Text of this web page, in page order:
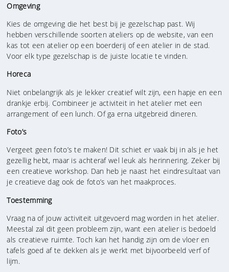
Omgeving
Kies de omgeving die het best bij je gezelschap past. Wij
hebben verschillende soorten ateliers op de website, van een
kas tot een atelier op een boerderij of een atelier in de stad.
Voor elk type gezelschap is de juiste locatie te vinden.
Horeca
Niet onbelangrijk als je lekker creatief wilt zijn, een hapje en een
drankje erbij. Combineer je activiteit in het atelier met een
arrangement of een lunch. Of ga erna uitgebreid dineren.
Foto’s
Vergeet geen foto’s te maken! Dit schiet er vaak bij in als je het
gezellig hebt, maar is achteraf wel leuk als herinnering. Zeker bij
een creatieve workshop. Dan heb je naast het eindresultaat van
je creatieve dag ook de foto’s van het maakproces.
Toestemming
Vraag na of jouw activiteit uitgevoerd mag worden in het atelier.
Meestal zal dit geen probleem zijn, want een atelier is bedoeld
als creatieve ruimte. Toch kan het handig zijn om de vloer en
tafels goed af te dekken als je werkt met bijvoorbeeld verf of
lijm.